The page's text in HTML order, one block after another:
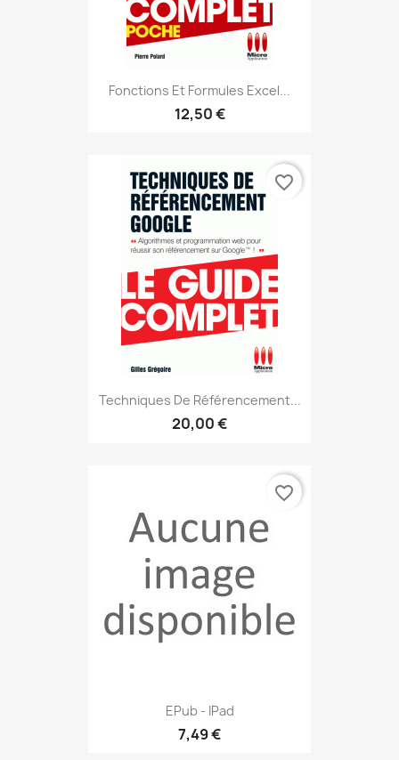
Fonctions Et Formules Excel...
12,50 €
Techniques De Référencement...
20,00 €
favorite_border
EPub - IPad
7,49 €
favorite_border